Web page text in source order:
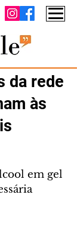
da rede
às
em gel